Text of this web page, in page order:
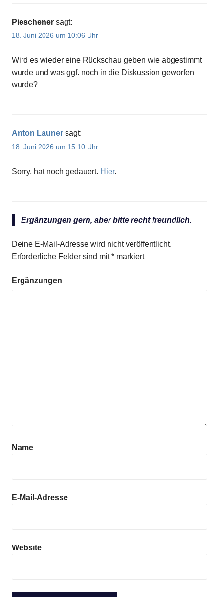
Pieschener sagt:
18. Juni 2026 um 10:06 Uhr
Wird es wieder eine Rückschau geben wie abgestimmt
wurde und was ggf. noch in die Diskussion geworfen
wurde?
Anton Launer sagt:
18. Juni 2026 um 15:10 Uhr
Sorry, hat noch gedauert. Hier.
Ergänzungen gern, aber bitte recht freundlich.
Deine E-Mail-Adresse wird nicht veröffentlicht.
Erforderliche Felder sind mit* markiert
Ergänzungen
Name
E-Mail-Adresse
Website